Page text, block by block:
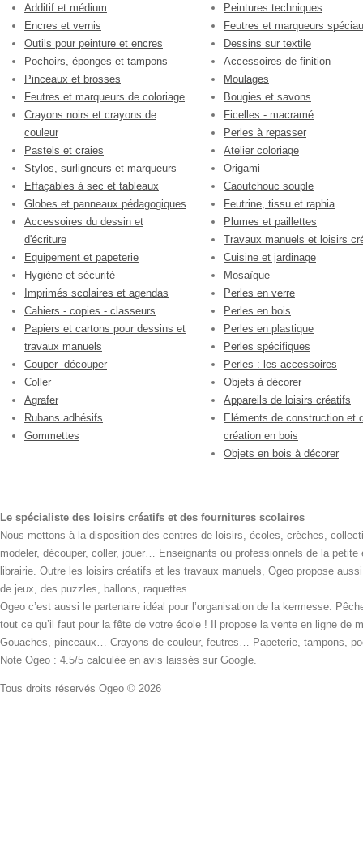
Additif et médium
Encres et vernis
Outils pour peinture et encres
Pochoirs, éponges et tampons
Pinceaux et brosses
Feutres et marqueurs de coloriage
Crayons noirs et crayons de
couleur
Pastels et craies
Stylos, surligneurs et marqueurs
Effaçables à sec et tableaux
Globes et panneaux pédagogiques
Accessoires du dessin et
d'écriture
Equipement et papeterie
Hygiène et sécurité
Imprimés scolaires et agendas
Cahiers - copies - classeurs
Papiers et cartons pour dessins et
travaux manuels
Couper -découper
Coller
Agrafer
Rubans adhésifs
Gommettes
Peintures techniques
Feutres et marqueurs
Dessins sur textile
Accessoires de finition
Moulages
Bougies et savons
Ficelles - macramé
Perles à repasser
Atelier coloriage
Origami
Caoutchouc souple
Feutrine, tissu et raphia
Plumes et paillettes
Travaux manuels et loisirs
Cuisine et jardinage
Mosaïque
Perles en verre
Perles en bois
Perles en plastique
Perles spécifiques
Perles : les accessoires
Objets à décorer
Appareils de loisirs créatifs
Eléments de construction et
création en bois
Objets en bois à décorer
Le spécialiste des loisirs créatifs et des fournitures scolaires
Nous mettons à la disposition des centres de loisirs, écoles, crèches,
modeler, découper, coller, jouer… Enseignants ou professionnels de la
librairie. Outre les loisirs créatifs et les travaux manuels, Ogeo propose
de jeux, des puzzles, ballons, raquettes…
Ogeo c’est aussi le partenaire idéal pour l’organisation de la kermesse.
tout ce qu’il faut pour la fête de votre école ! Il propose la vente en ligne
Gouaches, pinceaux… Crayons de couleur, feutres… Papeterie, tampons,
Note Ogeo : 4.5/5 calculée en avis laissés sur Google.
Tous droits réservés Ogeo © 2026